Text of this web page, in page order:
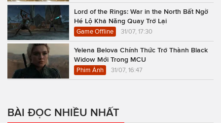
Lord of the Rings: War in the North Bất Ngờ
Hé Lộ Khả Năng Quay Trở Lại
Game Offline 31/07, 17:30
Yelena Belova Chính Thức Trở Thành Black
Widow Mới Trong MCU
Phim Ảnh 31/07, 16:47
BÀI ĐỌC NHIỀU NHẤT